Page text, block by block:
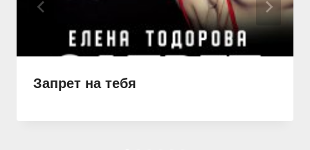
Запрет на тебя